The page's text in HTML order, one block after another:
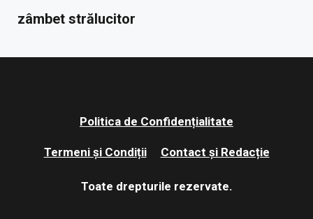
zâmbet strălucitor
Politica de Confidențialitate
Termeni și Condiții Contact și Redacție
Toate drepturile rezervate.